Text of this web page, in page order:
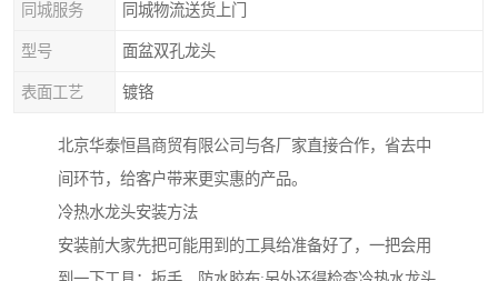
同城服务 同城物流送货上门
型号 面盆双孔龙头
表面工艺 镀铬
北京华泰恒昌商贸有限公司与各厂家直接合作，省去中
间环节，给客户带来更实惠的产品。
冷热水龙头安装方法
安装前大家先把可能用到的工具给准备好了，一把会用